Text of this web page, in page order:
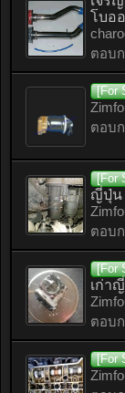
โบอ
ตอบ
[For
ตอบ
[For
ญี่ปุ่น
ตอบ
[For
เก่า
ตอบ
[For